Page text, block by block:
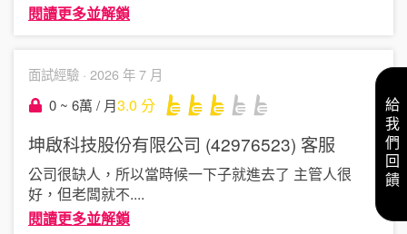
閱讀更多並解鎖
面試經驗 · 2026 年 7 月
0 ~ 6萬 / 月3.0 分
坤啟科技股份有限公司 (42976523) 客服
公司很缺人，所以當時候一下子就進去了 主管人很
好，但老闆就不....
閱讀更多並解鎖
給我們回饋